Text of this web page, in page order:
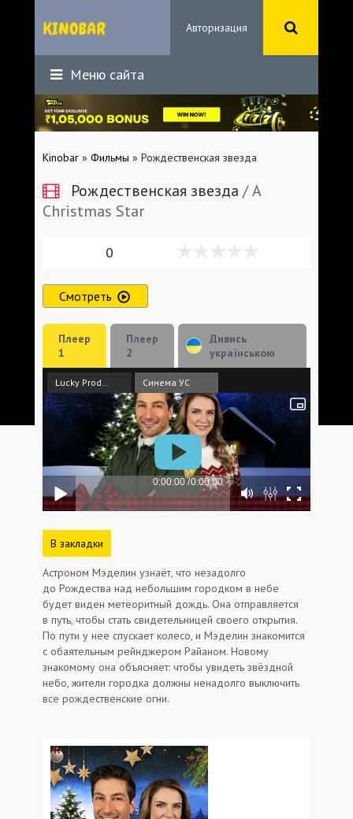
Авторизация
Меню сайта
Kinobar » Фильмы » Рождественская звезда
Рождественская звезда / A
Christmas Star
0
Смотреть
Плеер
1
Плеер
2
Дивись
українською
Синема УС
В закладки
Астроном Мэделин узнаёт, что незадолго
до Рождества над небольшим городком в небе
будет виден метеоритный дождь. Она отправляется
в путь, чтобы стать свидетельницей своего открытия.
По пути у нее спускает колесо, и Мэделин знакомится
с обаятельным рейнджером Райаном. Новому
знакомому она объясняет: чтобы увидеть звёздной
небо, жители городка должны ненадолго выключить
все рождественские огни.